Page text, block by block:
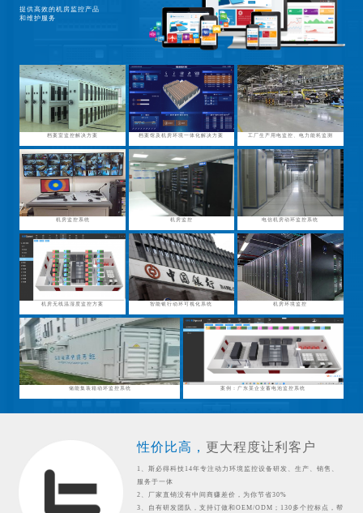
提供高效的机房监控产品
和维护服务
档案室监控解决方案 档案馆及机房环境一体化解决方案 工厂生产用电监控、电力能耗监测
机房监控系统 机房监控 电信机房动环监控系统
机房无线温湿度监控方案 智能银行动环可视化系统 机房环境监控
储能集装箱动环监控系统 案例：广东某企业蓄电池监控系统
性价比高， 更大程度让利客户
1、斯必得科技14年专注动力环境监控设备研发、生产、销售、
服务于一体
2、厂家直销没有中间商赚差价，为你节省30%
3、自有研发团队，支持订做和OEM/ODM；130多个控标点，帮